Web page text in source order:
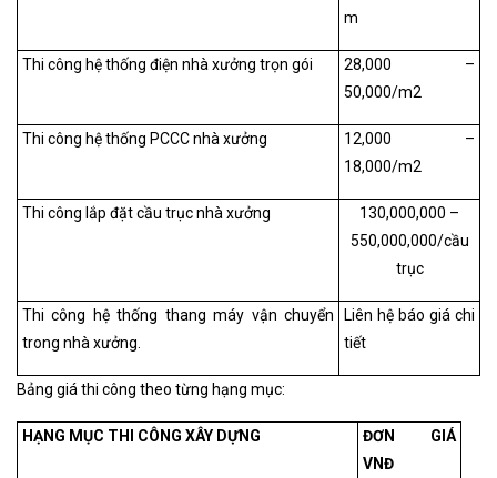
m
Thi công hệ thống điện nhà xưởng trọn gói
28,000 –
50,000/m2
Thi công hệ thống PCCC nhà xưởng
12,000 –
18,000/m2
Thi công lắp đặt cầu trục nhà xưởng
130,000,000 –
550,000,000/cầu
trục
Thi công hệ thống thang máy vận chuyển
trong nhà xưởng.
Liên hệ báo giá chi
tiết
Bảng giá thi công theo từng hạng mục:
HẠNG MỤC THI CÔNG XÂY DỰNG
ĐƠN GIÁ
VNĐ